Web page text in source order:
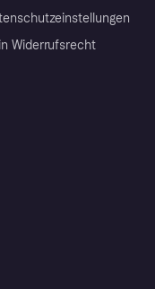
Widerrufsrecht